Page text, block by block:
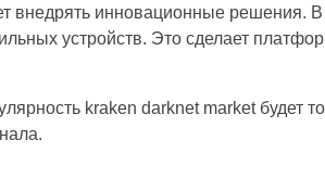
внедрять инновационные решения.
устройств. Это сделает
kraken darknet market будет